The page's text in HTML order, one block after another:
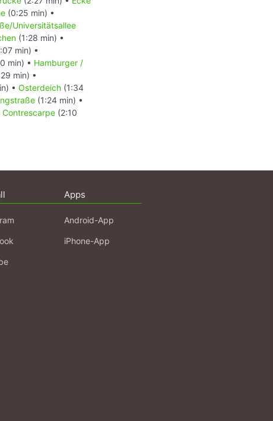
(0:25 min) •
Universitätsallee
(1:28 min) •
min) •
min) • Hamburger /
min) •
• Osterdeich (1:34
(1:24 min) •
Contrescarpe (2:10
Apps
Android-App
iPhone-App